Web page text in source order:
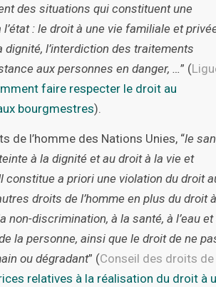
des situations qui constituent une
: le droit à une vie familiale et
dignité, l’interdiction des traitements
aux personnes en danger, …” (
faire respecter le droit au
bourgmestres).
de l’homme des Nations Unies, “le
à la dignité et au droit à la vie et
constitue a priori une violation du droit
droits de l’homme en plus du droit
discrimination, à la santé, à l’eau et
la personne, ainsi que le droit de ne
ou dégradant” (Conseil des droits de
relatives à la réalisation du droit à